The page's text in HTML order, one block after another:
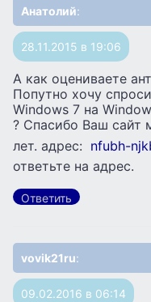
Анатолий:
28.11.2015 в 19:06
А как оцениваете
Попутно хочу
Windows 7 на
? Спасибо Ваш сайт
лет. адрес: nfubh-
ответьте на адрес.
Ответить
vovik21ru:
09.02.2016 в 06:14